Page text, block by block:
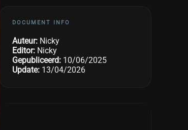
DOCUMENT INFO
Auteur: Nicky
Editor: Nicky
Gepubliceerd: 10/06/2025
Update: 13/04/2026